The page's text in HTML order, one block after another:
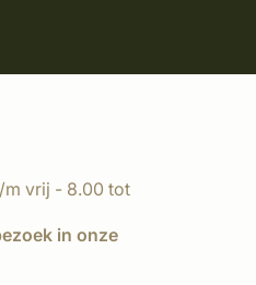
m vrij - 8.00 tot
in onze